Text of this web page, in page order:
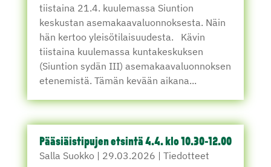
tiistaina 21.4. kuulemassa Siuntion
keskustan asemakaavaluonnoksesta. Näin
hän kertoo yleisötilaisuudesta. Kävin
tiistaina kuulemassa kuntakeskuksen
(Siuntion sydän III) asemakaavaluonnoksen
etenemistä. Tämän kevään aikana...
Pääsiäistipujen etsintä 4.4. klo 10.30-12.00
Salla Suokko| 29.03.2026 | Tiedotteet